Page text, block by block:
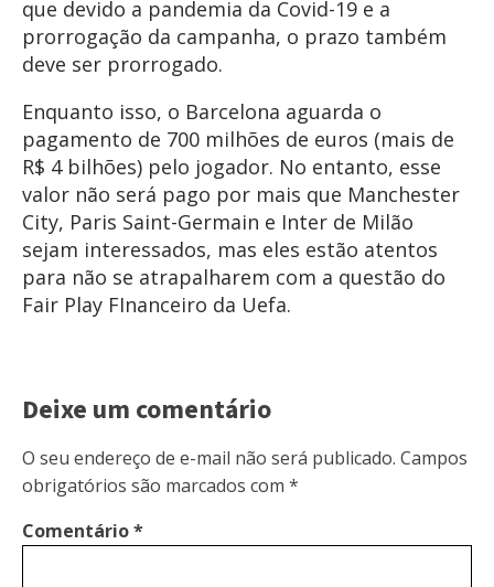
que devido a pandemia da Covid-19 e a
prorrogação da campanha, o prazo também
deve ser prorrogado.
Enquanto isso, o Barcelona aguarda o
pagamento de 700 milhões de euros (mais de
R$ 4 bilhões) pelo jogador. No entanto, esse
valor não será pago por mais que Manchester
City, Paris Saint-Germain e Inter de Milão
sejam interessados, mas eles estão atentos
para não se atrapalharem com a questão do
Fair Play FInanceiro da Uefa.
Deixe um comentário
O seu endereço de e-mail não será publicado. Campos
obrigatórios são marcados com *
Comentário*